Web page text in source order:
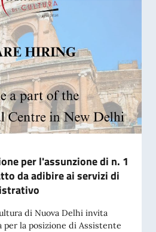
per l'assunzione di n. 1
da adibire ai servizi di
di Nuova Delhi invita
per la posizione di Assistente